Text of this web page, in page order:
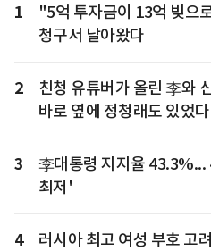
1
"5억 투자금이 13억 빚
청구서 날아왔다
2
친청 유튜버가 올린 李와
바로 옆에 정청래도 있었다
3
李대통령 지지율 43.3%...
최저'
4
러시아 최고 여성 부호 고